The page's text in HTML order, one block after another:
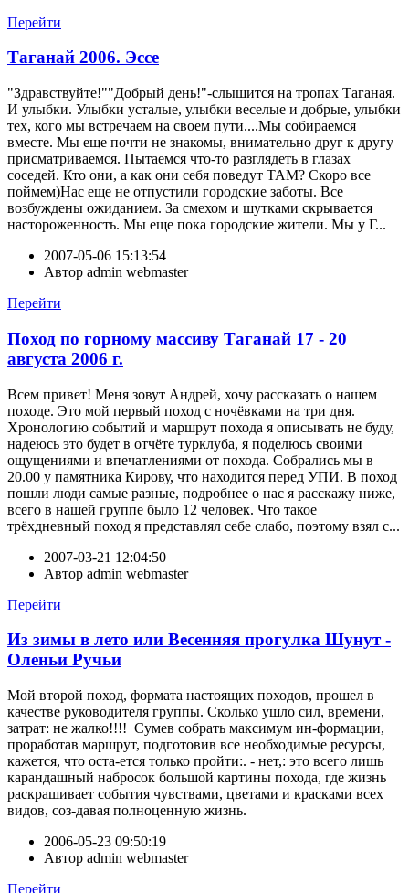
Перейти
Таганай 2006. Эссе
"Здравствуйте!""Добрый день!"-слышится на тропах Таганая.
И улыбки. Улыбки усталые, улыбки веселые и добрые, улыбки
тех, кого мы встречаем на своем пути....Мы собираемся
вместе. Мы еще почти не знакомы, внимательно друг к другу
присматриваемся. Пытаемся что-то разглядеть в глазах
соседей. Кто они, а как они себя поведут ТАМ? Скоро все
поймем)Нас еще не отпустили городские заботы. Все
возбуждены ожиданием. За смехом и шутками скрывается
настороженность. Мы еще пока городские жители. Мы у Г...
2007-05-06 15:13:54
Автор admin webmaster
Перейти
Поход по горному массиву Таганай 17 - 20
августа 2006 г.
Всем привет! Меня зовут Андрей, хочу рассказать о нашем
походе. Это мой первый поход с ночёвками на три дня.
Хронологию событий и маршрут похода я описывать не буду,
надеюсь это будет в отчёте турклуба, я поделюсь своими
ощущениями и впечатлениями от похода. Собрались мы в
20.00 у памятника Кирову, что находится перед УПИ. В поход
пошли люди самые разные, подробнее о нас я расскажу ниже,
всего в нашей группе было 12 человек. Что такое
трёхдневный поход я представлял себе слабо, поэтому взял с...
2007-03-21 12:04:50
Автор admin webmaster
Перейти
Из зимы в лето или Весенняя прогулка Шунут -
Оленьи Ручьи
Мой второй поход, формата настоящих походов, прошел в
качестве руководителя группы. Сколько ушло сил, времени,
затрат: не жалко!!!! Сумев собрать максимум ин-формации,
проработав маршрут, подготовив все необходимые ресурсы,
кажется, что оста-ется только пройти:. - нет,: это всего лишь
карандашный набросок большой картины похода, где жизнь
раскрашивает события чувствами, цветами и красками всех
видов, соз-давая полноценную жизнь.
2006-05-23 09:50:19
Автор admin webmaster
Перейти